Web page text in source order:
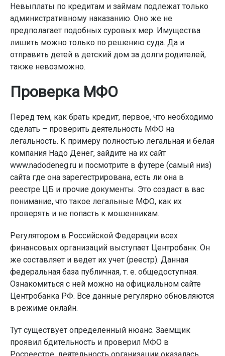
Невыплаты по кредитам и займам подлежат только
административному наказанию. Оно же не
предполагает подобных суровых мер. Имущества
лишить можно только по решению суда. Да и
отправить детей в детский дом за долги родителей,
также невозможно.
Проверка МФО
Перед тем, как брать кредит, первое, что необходимо
сделать – проверить деятельность МФО на
легальность. К примеру полностью легальная и белая
компания Надо Денег, зайдите на их сайт
www.nadodeneg.ru и посмотрите в футере (самый низ)
сайта где она зарегестрирована, есть ли она в
реестре ЦБ и прочие документы. Это создаст в вас
понимание, что такое легальные МФО, как их
проверять и не попасть к мошенникам.
Регулятором в Российской Федерации всех
финансовых организаций выступает Центробанк. Он
же составляет и ведет их учет (реестр). Данная
федеральная база публичная, т. е. общедоступная.
Ознакомиться с ней можно на официальном сайте
Центробанка РФ. Все данные регулярно обновляются
в режиме онлайн.
Тут существует определенный нюанс. Заемщик
проявил бдительность и проверил МФО в